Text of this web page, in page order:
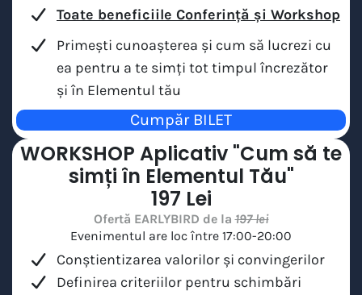
Toate beneficiile Conferință și Workshop
Primești cunoașterea și cum să lucrezi cu
ea pentru a te simți tot timpul încrezător
și în Elementul tău
Cumpăr BILET
WORKSHOP Aplicativ "Cum să te
simți în Elementul Tău"
197 Lei
Ofertă EARLYBIRD de la197 lei
Evenimentul are loc între 17:00-20:00
Conștientizarea valorilor și convingerilor
Definirea criteriilor pentru schimbări